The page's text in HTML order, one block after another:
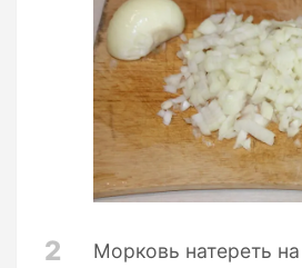
2 Морковь натереть